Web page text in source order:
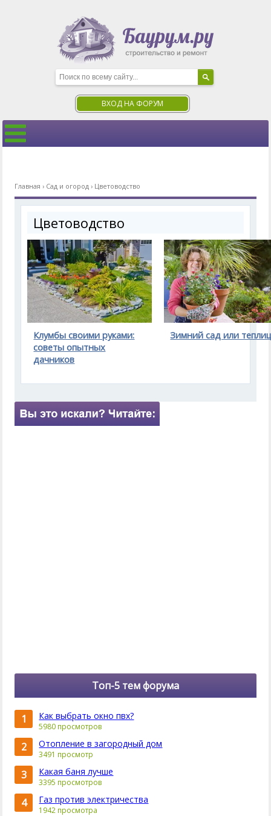
ВХОД НА ФОРУМ
Главная › Сад и огород › Цветоводство
Цветоводство
Клумбы своими руками:
советы опытных
дачников
Зимний сад или
Топ-5 тем форума
1 Как выбрать окно пвх?
5980 просмотров
2 Отопление в загородный дом
3491 просмотр
3 Какая баня лучше
3395 просмотров
4 Газ против электричества
1942 просмотра